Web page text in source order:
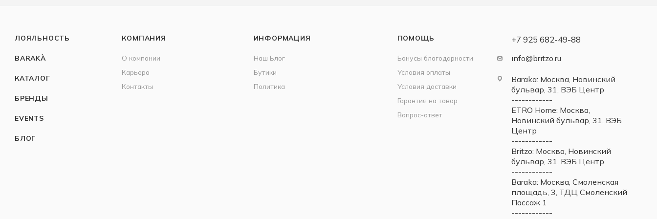
ЛОЯЛЬНОСТЬ
BARAKÀ
КАТАЛОГ
БРЕНДЫ
EVENTS
БЛОГ
КОМПАНИЯ
О компании
Карьера
Контакты
ИНФОРМАЦИЯ
Наш Блог
Бутики
Политика
ПОМОЩЬ
Бонусы благодарности
Условия оплаты
Условия доставки
Гарантия на товар
Вопрос-ответ
+7 925 682-49-88
info@britzo.ru
Baraka: Москва, Новинский
бульвар, 31, ВЭБ Центр
------------
ETRO Home: Москва,
Новинский бульвар, 31, ВЭБ
Центр
------------
Britzo: Москва, Новинский
бульвар, 31, ВЭБ Центр
------------
Baraka: Москва, Смоленская
площадь, 3, ТДЦ Смоленский
Пассаж 1
------------